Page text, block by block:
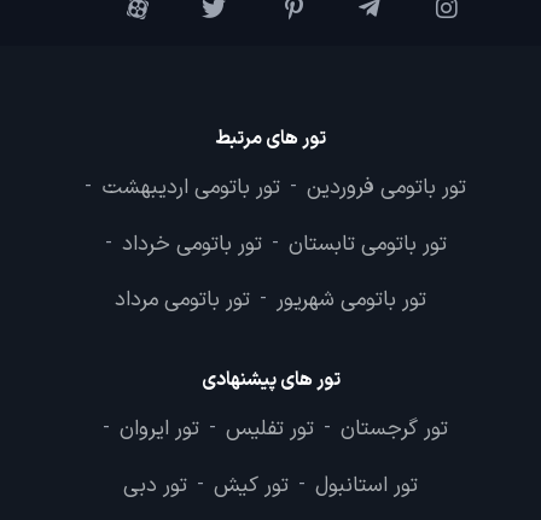
تور های مرتبط
تور باتومی فروردین - تور باتومی اردیبهشت -
تور باتومی تابستان - تور باتومی خرداد -
تور باتومی شهریور - تور باتومی مرداد
تور های پیشنهادی
تور گرجستان - تور تفلیس - تور ایروان -
تور استانبول - تور کیش - تور دبی